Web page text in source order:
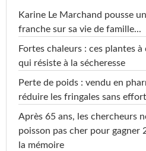
Karine Le Marchand pousse
franche sur sa vie de famille...
Fortes chaleurs : ces plantes
qui résiste à la sécheresse
Perte de poids : vendu en
réduire les fringales sans effort
Après 65 ans, les chercheurs
poisson pas cher pour gagner
la mémoire